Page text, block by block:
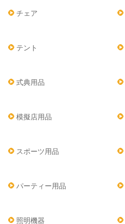
チェア
テント
式典用品
模擬店用品
スポーツ用品
パーティー用品
照明機器